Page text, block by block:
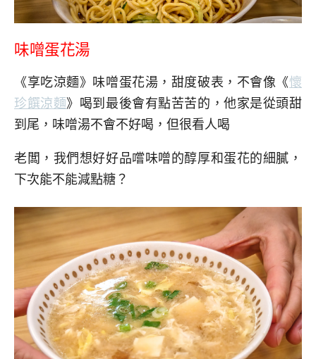
味噌蛋花湯
《享吃涼麵》味噌蛋花湯，甜度破表，不會像《懷
珍饌涼麵》喝到最後會有點苦苦的，他家是從頭甜
到尾，味噌湯不會不好喝，但很看人喝
老闆，我們想好好品嚐味噌的醇厚和蛋花的細膩，
下次能不能減點糖？